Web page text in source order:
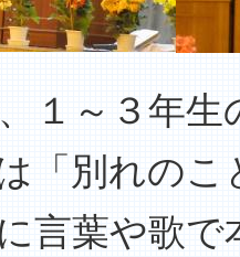
１～３年生
「別れの
言葉や歌